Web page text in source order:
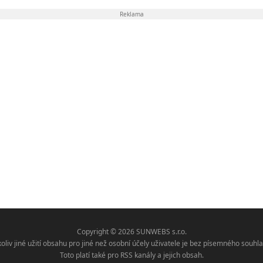
Reklama
Copyright © 2026 SUNWEBS s.r.o.
jiné užití obsahu pro jiné než osobní účely uživatele je bez písemného
Toto platí také pro RSS kanály a jejich obsah.